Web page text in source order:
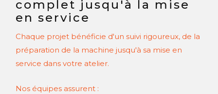
complet jusqu'à la mise
en service
Chaque projet bénéficie d'un suivi rigoureux, de la
préparation de la machine jusqu'à sa mise en
service dans votre atelier.
Nos équipes assurent :